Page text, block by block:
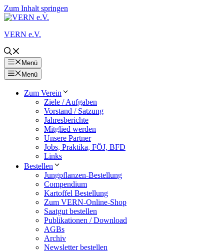
Zum Inhalt springen
VERN e.V.
Menü
Menü
Zum Verein
Ziele / Aufgaben
Vorstand / Satzung
Jahresberichte
Mitglied werden
Unsere Partner
Jobs, Praktika, FÖJ, BFD
Links
Bestellen
Jungpflanzen-Bestellung
Compendium
Kartoffel Bestellung
Zum VERN-Online-Shop
Saatgut bestellen
Publikationen / Download
AGBs
Archiv
Newsletter bestellen